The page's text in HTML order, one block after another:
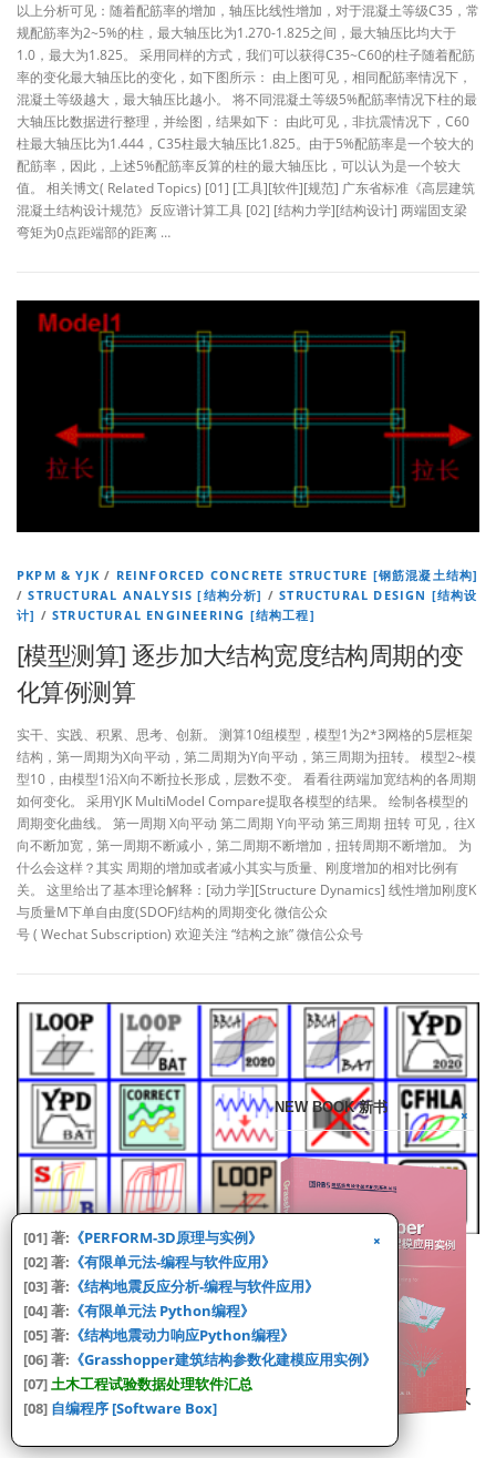
以上分析可见：随着配筋率的增加，轴压比线性增加，对于混凝土等级C35，常
规配筋率为2~5%的柱，最大轴压比为1.270-1.825之间，最大轴压比均大于
1.0，最大为1.825。 采用同样的方式，我们可以获得C35~C60的柱子随着配筋
率的变化最大轴压比的变化，如下图所示： 由上图可见，相同配筋率情况下，
混凝土等级越大，最大轴压比越小。 将不同混凝土等级5%配筋率情况下柱的最
大轴压比数据进行整理，并绘图，结果如下： 由此可见，非抗震情况下，C60
柱最大轴压比为1.444，C35柱最大轴压比1.825。由于5%配筋率是一个较大的
配筋率，因此，上述5%配筋率反算的柱的最大轴压比，可以认为是一个较大
值。 相关博文( Related Topics) [01] [工具][软件][规范] 广东省标准《高层建筑
混凝土结构设计规范》反应谱计算工具 [02] [结构力学][结构设计] 两端固支梁
弯矩为0点距端部的距离 …
PKPM & YJK / REINFORCED CONCRETE STRUCTURE [钢筋混凝土结构]
/STRUCTURAL ANALYSIS [结构分析] /STRUCTURAL DESIGN [结构设
计] /STRUCTURAL ENGINEERING [结构工程]
[模型测算] 逐步加大结构宽度结构周期的变
化算例测算
实干、实践、积累、思考、创新。 测算10组模型，模型1为2*3网格的5层框架
结构，第一周期为X向平动，第二周期为Y向平动，第三周期为扭转。 模型2~模
型10，由模型1沿X向不断拉长形成，层数不变。 看看往两端加宽结构的各周期
如何变化。 采用YJK MultiModel Compare提取各模型的结果。 绘制各模型的
周期变化曲线。 第一周期 X向平动 第二周期 Y向平动 第三周期 扭转 可见，往X
向不断加宽，第一周期不断减小，第二周期不断增加，扭转周期不断增加。 为
什么会这样？其实 周期的增加或者减小其实与质量、刚度增加的相对比例有
关。 这里给出了基本理论解释：[动力学][Structure Dynamics] 线性增加刚度K
与质量M下单自由度(SDOF)结构的周期变化 微信公众
号 ( Wechat Subscription) 欢迎关注 “结构之旅” 微信公众号
CIVIL ENGINEERING TEST [试验数据分析]/MY SOFTWARE [自编程
序]/ REINFORCED CONCRETE STRUCTURE [钢筋混凝土结构]/
STRUCTURAL ENGINEERING [结构工程]
[试验][研究] Civil Engineering Test Data
Processing Program Suite [土木工程试验数
NEW BOOK 新书
[01] 著: 《PERFORM-3D原理与实例》
[02] 著: 《有限单元法-编程与软件应用》
[03] 著: 《结构地震反应分析-编程与软件应用》
[04] 著: 《有限单元法 Python编程》
[05] 著: 《结构地震动力响应Python编程》
[06] 著: 《Grasshopper建筑结构参数化建模应用实例》
[07]土木工程试验数据处理软件汇总
[08] 自编程序 [Software Box]